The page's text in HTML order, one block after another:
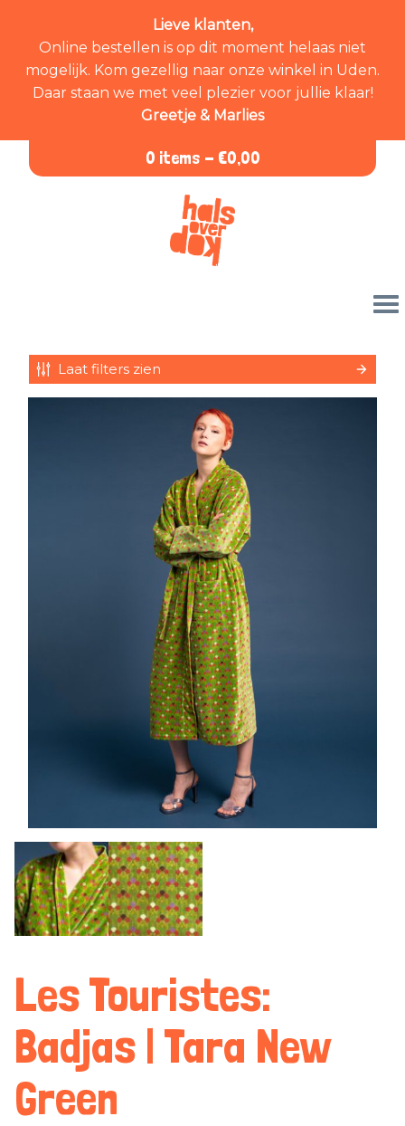
Lieve klanten,
Online bestellen is op dit moment helaas niet
mogelijk. Kom gezellig naar onze winkel in Uden.
Daar staan we met veel plezier voor jullie klaar!
Greetje & Marlies
0 items - €0,00
Laat filters zien
Les Touristes:
Badjas | Tara New
Green